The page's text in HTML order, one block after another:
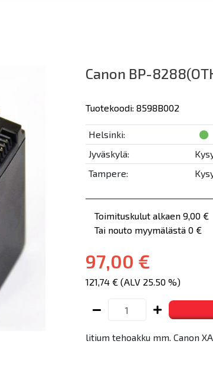
Canon BP-
Tuotekoodi: 8598B002
Helsinki:
Jyväskylä:
Tampere:
Toimituskulut alkaen 9,00 €
Tai nouto myymälästä 0 €
97,00 €
121,74 € (ALV 25.50 %)
litium tehoakku mm. Canon